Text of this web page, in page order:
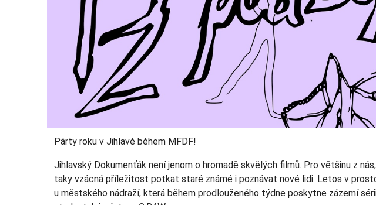
Párty roku v Jihlavě během MFDF!
Jihlavský Dokumenťák není jenom o hromadě skvělých filmů. Pro většinu z
taky vzácná příležitost potkat staré známé i poznávat nové lidi. Letos v
u městského nádraží, která během prodlouženého týdne poskytne zázemí